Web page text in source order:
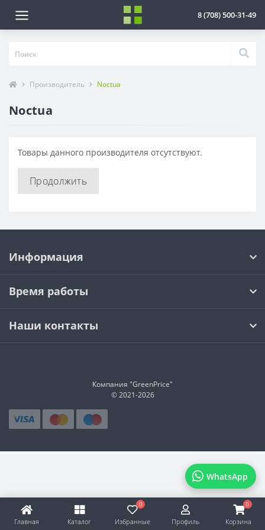
8 (708) 500-31-49
Главная Каталог
0
Избранные Профиль
0
Корзина
Производитель Noctua
Noctua
Товары данного производителя отсутствуют.
Продолжить
WhatsApp
Информация
Время работы
Наши контакты
Компания "GreenPrice"
© 2021-2026